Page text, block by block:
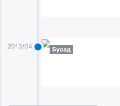
2013/04/08 Бусад